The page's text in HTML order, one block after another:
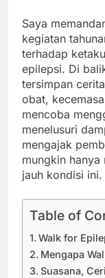
Saya
kegiatan
terhadap
epilepsi. Di
tersimpan
obat,
mencoba
menelusuri
mengajak
mungkin
jauh kondisi ini.
Table of
Walk for
Mengapa
Suasana,